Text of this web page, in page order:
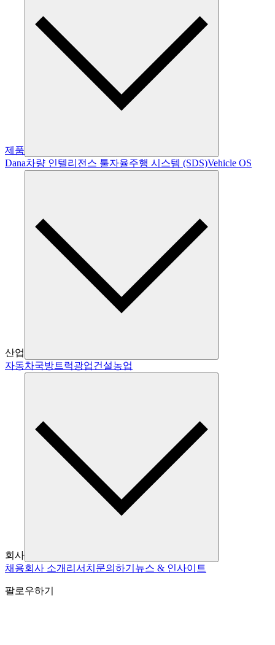
제품
Dana차량 인텔리전스 툴자율주행 시스템 (SDS)Vehicle OS
산업
자동차국방트럭광업건설농업
회사
채용회사 소개 리서치 문의하기 뉴스 & 인사이트
팔로우하기